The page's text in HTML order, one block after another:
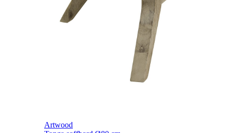
Artwood